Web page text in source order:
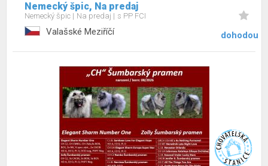
Nemecký špic, Na predaj
Nemecký špic Na predaj s PP FCI
Valašské Meziříčí dohodou